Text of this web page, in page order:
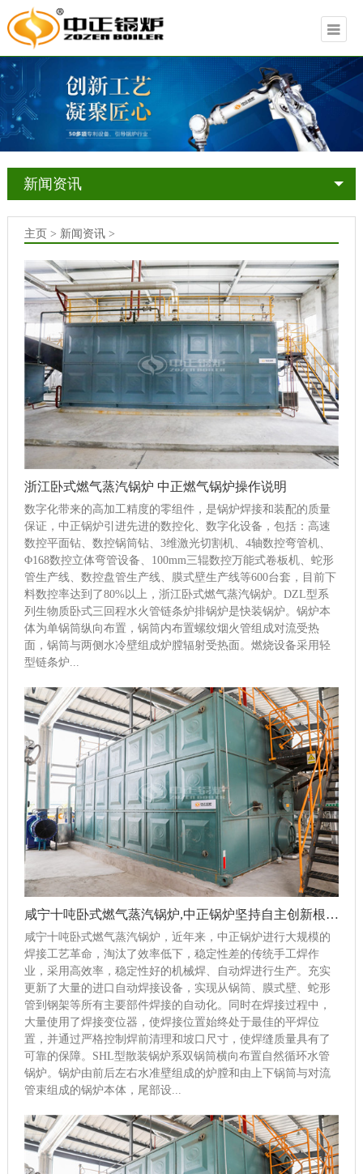
新闻资讯
主页 > 新闻资讯 >
浙江卧式燃气蒸汽锅炉 中正燃气锅炉操作说明
数字化带来的高加工精度的零组件，是锅炉焊接和装配的质量
保证，中正锅炉引进先进的数控化、数字化设备，包括：高速
数控平面钻、数控锅筒钻、3维激光切割机、4轴数控弯管机、
Φ168数控立体弯管设备、100mm三辊数控万能式卷板机、蛇形
管生产线、数控盘管生产线、膜式壁生产线等600台套，目前下
料数控率达到了80%以上，浙江卧式燃气蒸汽锅炉。DZL型系
列生物质卧式三回程水火管链条炉排锅炉是快装锅炉。锅炉本
体为单锅筒纵向布置，锅筒内布置螺纹烟火管组成对流受热
面，锅筒与两侧水冷壁组成炉膛辐射受热面。燃烧设备采用轻
型链条炉...
咸宁十吨卧式燃气蒸汽锅炉,中正锅炉坚持自主创新根据市场趋势实时调整战略
咸宁十吨卧式燃气蒸汽锅炉，近年来，中正锅炉进行大规模的
焊接工艺革命，淘汰了效率低下，稳定性差的传统手工焊作
业，采用高效率，稳定性好的机械焊、自动焊进行生产。充实
更新了大量的进口自动焊接设备，实现从锅筒、膜式壁、蛇形
管到钢架等所有主要部件焊接的自动化。同时在焊接过程中，
大量使用了焊接变位器，使焊接位置始终处于最佳的平焊位
置，并通过严格控制焊前清理和坡口尺寸，使焊缝质量具有了
可靠的保障。SHL型散装锅炉系双锅筒横向布置自然循环水管
锅炉。锅炉由前后左右水准壁组成的炉膛和由上下锅筒与对流
管束组成的锅炉本体，尾部设...